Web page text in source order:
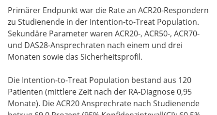
Primärer Endpunkt war die Rate an ACR20-Respondern
zu Studienende in der Intention-to-Treat Population.
Sekundäre Parameter waren ACR20-, ACR50-, ACR70-
und DAS28-Ansprechraten nach einem und drei
Monaten sowie das Sicherheitsprofil.
Die Intention-to-Treat Population bestand aus 120
Patienten (mittlere Zeit nach der RA-Diagnose 0,95
Monate). Die ACR20 Ansprechrate nach Studienende